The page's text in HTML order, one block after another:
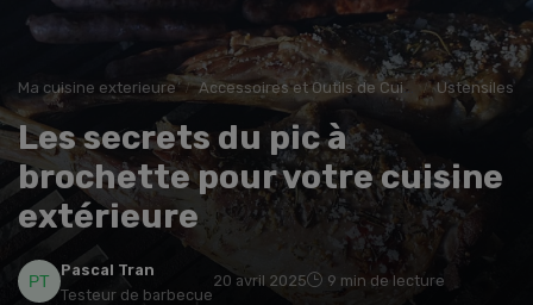
Ma cuisine exterieure Accessoires et Outils de Cuisine Ustensiles
Les secrets du pic à
brochette pour votre cuisine
extérieure
Pascal Tran
Testeur de barbecue
20 avril 2025 9 min de lecture